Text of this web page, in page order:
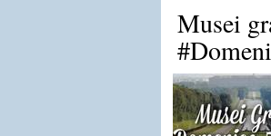
Musei